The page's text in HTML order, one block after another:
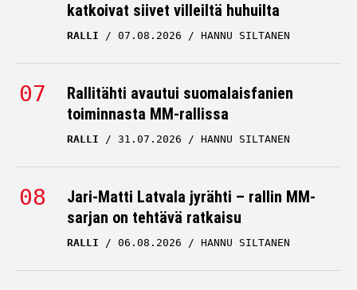
katkoivat siivet villeiltä huhuilta
RALLI 07.08.2026 HANNU SILTANEN
Rallitähti avautui suomalaisfanien
toiminnasta MM-rallissa
RALLI 31.07.2026 HANNU SILTANEN
Jari-Matti Latvala jyrähti – rallin MM-
sarjan on tehtävä ratkaisu
RALLI 06.08.2026 HANNU SILTANEN